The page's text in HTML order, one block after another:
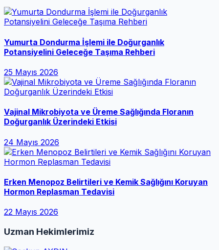
Yumurta Dondurma İşlemi ile Doğurganlık
Potansiyelini Geleceğe Taşıma Rehberi
25 Mayıs 2026
Vajinal Mikrobiyota ve Üreme Sağlığında Floranın
Doğurganlık Üzerindeki Etkisi
24 Mayıs 2026
Erken Menopoz Belirtileri ve Kemik Sağlığını Koruyan
Hormon Replasman Tedavisi
22 Mayıs 2026
Uzman Hekimlerimiz